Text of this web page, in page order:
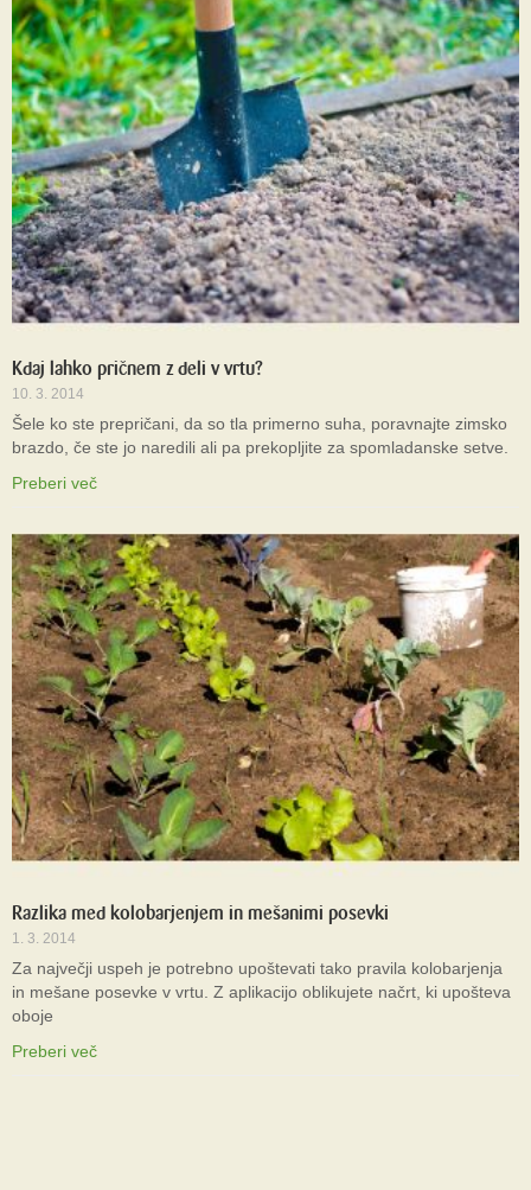
Kdaj lahko pričnem z deli v vrtu?
10. 3. 2014
Šele ko ste prepričani, da so tla primerno suha, poravnajte zimsko
brazdo, če ste jo naredili ali pa prekopljite za spomladanske setve.
Preberi več
Razlika med kolobarjenjem in mešanimi posevki
1. 3. 2014
Za največji uspeh je potrebno upoštevati tako pravila kolobarjenja
in mešane posevke v vrtu. Z aplikacijo oblikujete načrt, ki upošteva
oboje
Preberi več